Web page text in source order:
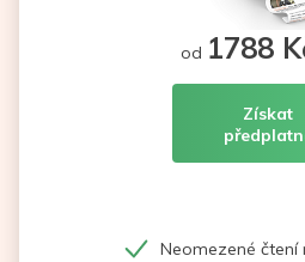
od 1788
Získat
Neomezené čtení